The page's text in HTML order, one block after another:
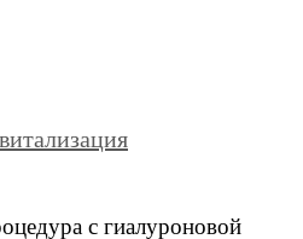
с гиалуроновой